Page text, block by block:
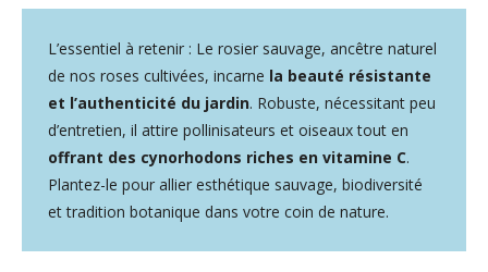
L’essentiel à retenir : Le rosier sauvage, ancêtre naturel
de nos roses cultivées, incarne la beauté résistante
et l’authenticité du jardin. Robuste, nécessitant peu
d’entretien, il attire pollinisateurs et oiseaux tout en
offrant des cynorhodons riches en vitamine C.
Plantez-le pour allier esthétique sauvage, biodiversité
et tradition botanique dans votre coin de nature.